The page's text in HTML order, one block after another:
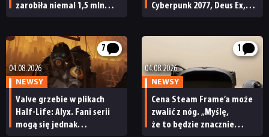
zarobiła niemal 1,5 mln
Cyberpunk 2077, Deus Ex,
7
04.08.2026
NEWSY
Valve grzebie w plikach
Half-Life: Alyx. Fani serii
mogą się jednak
1
04.08.2026
NEWSY
Cena Steam Frame’a może
zwalić z nóg. „Myślę,
że to będzie znacznie